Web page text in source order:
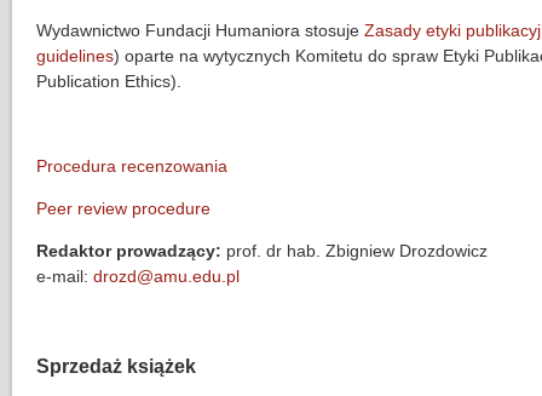
Wydawnictwo Fundacji Humaniora stosuje Zasady etyki
guidelines) oparte na wytycznych Komitetu do spraw Etyki
Publication Ethics).
Procedura recenzowania
Peer review procedure
Redaktor prowadzący: prof. dr hab. Zbigniew Drozdowicz
e-mail: drozd@amu.edu.pl
Sprzedaż książek